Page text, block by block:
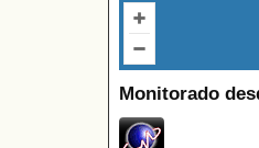
Monitorado